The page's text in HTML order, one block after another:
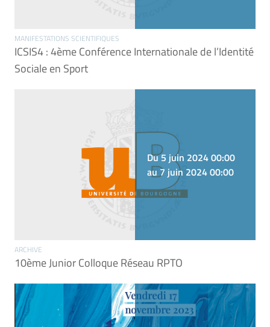
MANIFESTATIONS SCIENTIFIQUES
ICSIS4 : 4ème Conférence Internationale de l’Identité
Sociale en Sport
Du 5 juin 2024 00:00
au 7 juin 2024 00:00
ARCHIVE
10ème Junior Colloque Réseau RPTO